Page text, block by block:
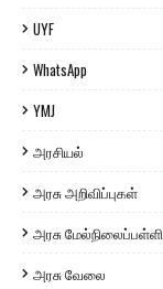
UYF
WhatsApp
YMJ
அரசியல்
அரசு அறிவிப்புகள்
அரசு மேல்நிலைப்பள்ளி
அரசு வேலை